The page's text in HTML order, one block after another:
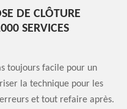
DE CLÔTURE
SERVICES
toujours facile pour un
la technique pour les
et tout refaire après.